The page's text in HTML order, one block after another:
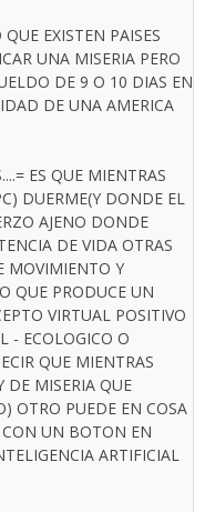
EXISTEN PAISES
UNA MISERIA PERO
DE 9 O 10 DIAS EN
DE UNA AMERICA
ES QUE MIENTRAS
DUERME(Y DONDE EL
AJENO DONDE
DE VIDA OTRAS
MOVIMIENTO Y
QUE PRODUCE UN
VIRTUAL POSITIVO
- ECOLOGICO O
QUE MIENTRAS
DE MISERIA QUE
OTRO PUEDE EN COSA
CON UN BOTON EN
ARTIFICIAL